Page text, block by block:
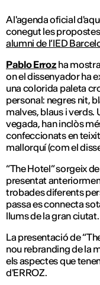
A l'agenda oficial
conegut les
alumni de l’IED
Pablo Erroz ha
on el dissenyador ha
una colorida paleta
personal: negres nit,
malves, blaus i verds.
vegada, han inclòs
confeccionats en
mallorquí (com el
“The Hotel” sorgeix
presentat
trobades diferents
passa es connecta
llums de la gran ciutat.
La presentació de
nou rebranding de la
els aspectes que
d'ERROZ.